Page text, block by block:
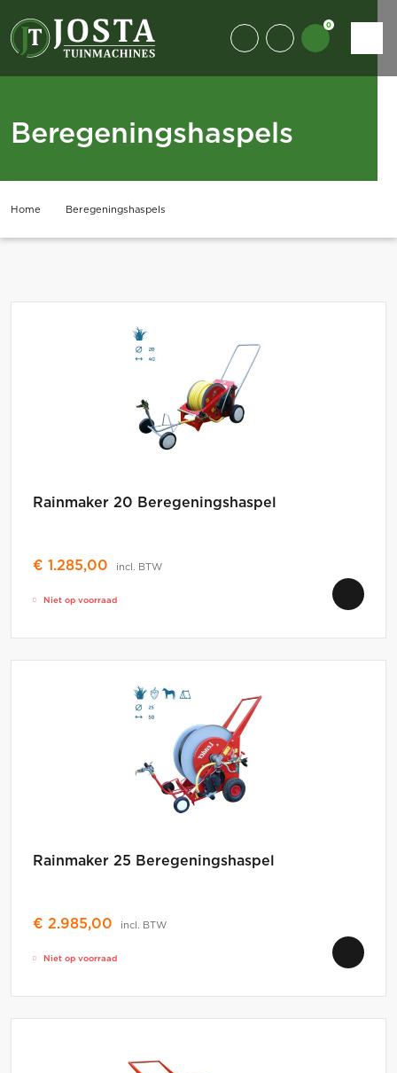
0
Beregeningshaspels
Home Beregeningshaspels
Rainmaker 20 Beregeningshaspel
€ 1.285,00 incl. BTW
Niet op voorraad
Rainmaker 25 Beregeningshaspel
€ 2.985,00 incl. BTW
Niet op voorraad